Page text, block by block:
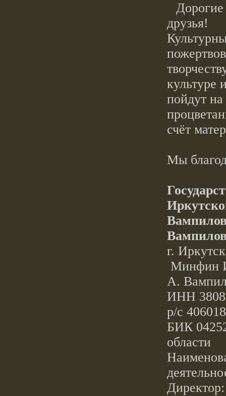
Дорогие
друзья!
культуре
пойдут
счёт
Мы
г.
Минфин
А.
ИНН
р/с
БИК
области